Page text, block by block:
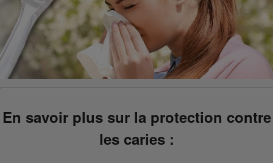
En savoir plus sur la protection contre
les caries :